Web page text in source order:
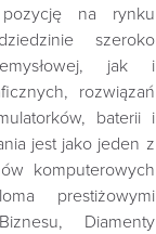
na rynku
szeroko
jak i
rozwiązań
baterii i
jest jako jeden z
komputerowych
prestiżowymi
Diamenty